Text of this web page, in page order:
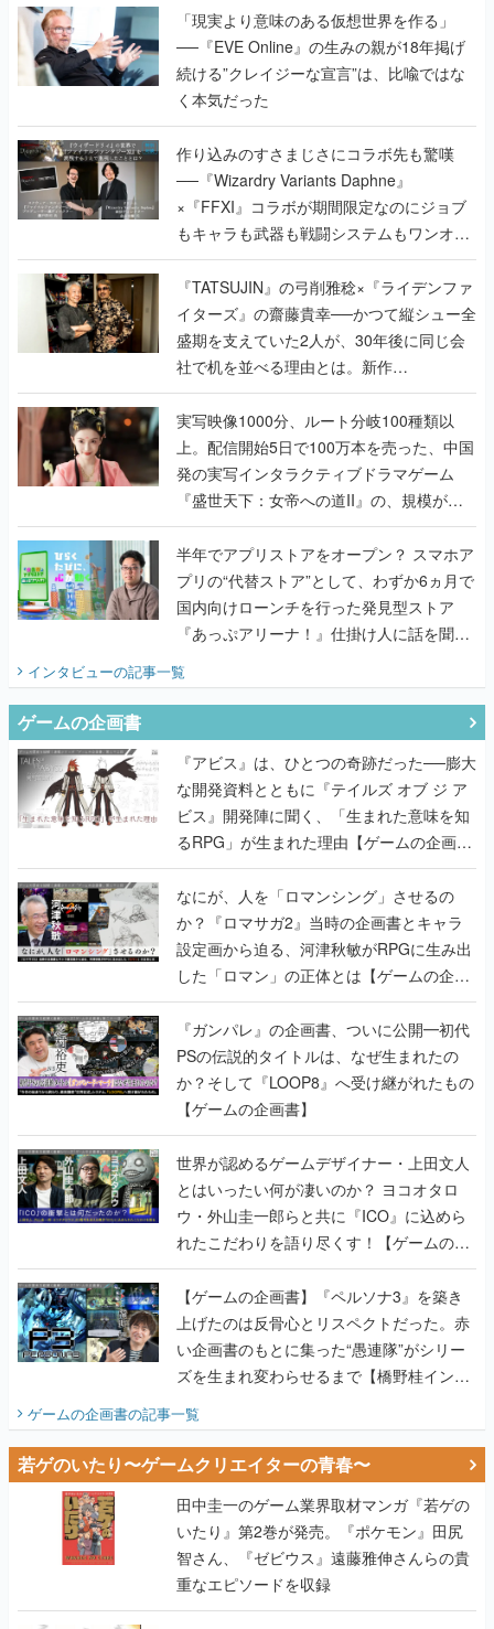
「現実より意味のある仮想世界を作る」
──『EVE Online』の生みの親が18年掲げ
続ける”クレイジーな宣言”は、比喩ではな
く本気だった
作り込みのすさまじさにコラボ先も驚嘆
──『Wizardry Variants Daphne』
×『FFXI』コラボが期間限定なのにジョブ
もキャラも武器も戦闘システムもワンオフ
で作り込まれた理由を両ディレクターに聞
く
『TATSUJIN』の弓削雅稔×『ライデンファ
イターズ』の齋藤貴幸──かつて縦シュー全
盛期を支えていた2人が、30年後に同じ会
社で机を並べる理由とは。新作
『TATSUJIN EXTREME』で初タッグを組
んだレジェンド2人に訊く開発秘話
実写映像1000分、ルート分岐100種類以
上。配信開始5日で100万本を売った、中国
発の実写インタラクティブドラマゲーム
『盛世天下：女帝への道II』の、規模が違
うこだわりをプロデューサーに聞いた
半年でアプリストアをオープン？ スマホア
プリの“代替ストア”として、わずか6ヵ月で
国内向けローンチを行った発見型ストア
『あっぷアリーナ！』仕掛け人に話を聞い
インタビューの記事一覧
ゲームの企画書
『アビス』は、ひとつの奇跡だった──膨大
な開発資料とともに『テイルズ オブ ジ ア
ビス』開発陣に聞く、「生まれた意味を知
るRPG」が生まれた理由【ゲームの企画
書】
なにが、人を「ロマンシング」させるの
か？『ロマサガ2』当時の企画書とキャラ
設定画から迫る、河津秋敏がRPGに生み出
した「ロマン」の正体とは【ゲームの企画
書】
『ガンパレ』の企画書、ついに公開━初代
PSの伝説的タイトルは、なぜ生まれたの
か？そして『LOOP8』へ受け継がれたもの
【ゲームの企画書】
世界が認めるゲームデザイナー・上田文人
とはいったい何が凄いのか？ ヨコオタロ
ウ・外山圭一郎らと共に『ICO』に込めら
れたこだわりを語り尽くす！【ゲームの企
画書】
【ゲームの企画書】『ペルソナ3』を築き
上げたのは反骨心とリスペクトだった。赤
い企画書のもとに集った“愚連隊”がシリー
ズを生まれ変わらせるまで【橋野桂インタ
ゲームの企画書の記事一覧
若ゲのいたり〜ゲームクリエイターの青春〜
田中圭一のゲーム業界取材マンガ『若ゲの
いたり』第2巻が発売。『ポケモン』田尻
智さん、『ゼビウス』遠藤雅伸さんらの貴
重なエピソードを収録